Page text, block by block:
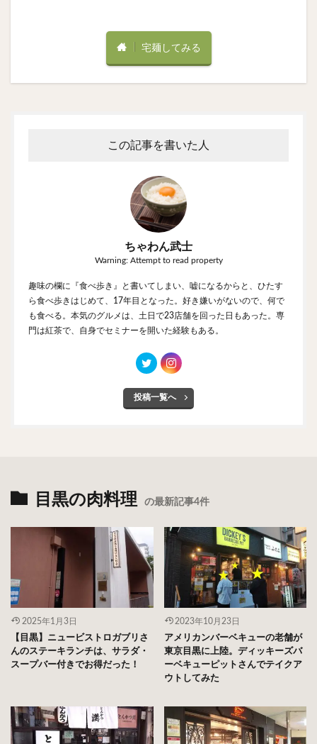
宅麺してみる
この記事を書いた人
ちゃわん武士
Warning: Attempt to read property
趣味の欄に『食べ歩き』と書いてしまい、嘘になるからと、ひたす
ら食べ歩きはじめて、17年目となった。好き嫌いがないので、何で
も食べる。本気のグルメは、土日で23店舗を回った日もあった。専
門は紅茶で、自身でセミナーを開いた経験もある。
投稿一覧へ
目黒の肉料理 の最新記事4件
2025年1月3日
【目黒】ニュービストロガブリさ
んのステーキランチは、サラダ・
スープバー付きでお得だった！
2023年10月23日
アメリカンバーベキューの老舗が
東京目黒に上陸。ディッキーズバ
ーベキューピットさんでテイクア
ウトしてみた